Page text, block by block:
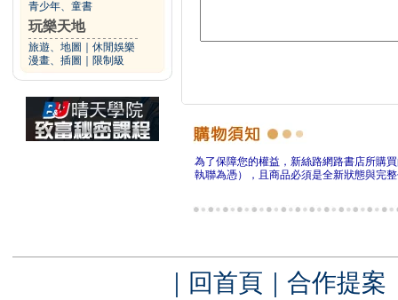
青少年、童書
玩樂天地
旅遊、地圖
休閒娛樂
漫畫、插圖
限制級
為了保障您的權益，新絲路網路書店所購
執聯為憑），且商品必須是全新狀態與完
｜ 回首頁 ｜ 合作提案